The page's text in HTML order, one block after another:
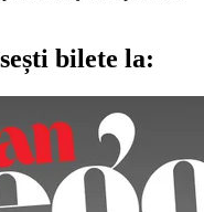
bilete la: